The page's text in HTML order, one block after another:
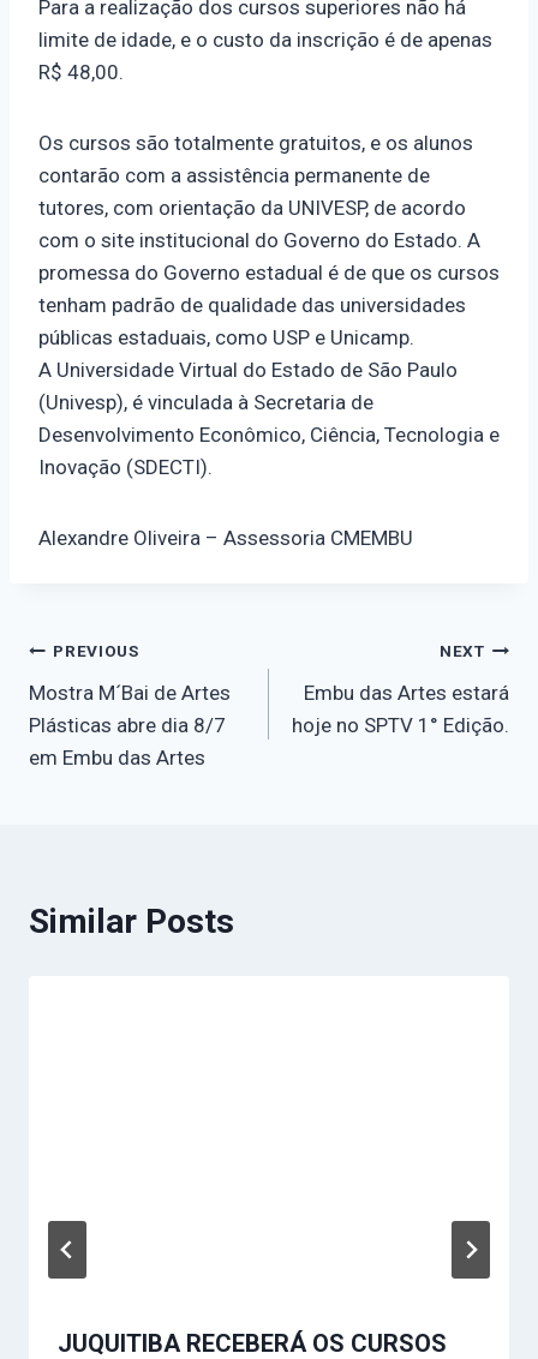
Para a realização dos cursos superiores não há
limite de idade, e o custo da inscrição é de apenas
R$ 48,00.
Os cursos são totalmente gratuitos, e os alunos
contarão com a assistência permanente de
tutores, com orientação da UNIVESP, de acordo
com o site institucional do Governo do Estado. A
promessa do Governo estadual é de que os cursos
tenham padrão de qualidade das universidades
públicas estaduais, como USP e Unicamp.
A Universidade Virtual do Estado de São Paulo
(Univesp), é vinculada à Secretaria de
Desenvolvimento Econômico, Ciência, Tecnologia e
Inovação (SDECTI).
Alexandre Oliveira – Assessoria CMEMBU
PREVIOUS
Mostra M´Bai de Artes
Plásticas abre dia 8/7
em Embu das Artes
NEXT
Embu das Artes estará
hoje no SPTV 1° Edição.
Similar Posts
JUQUITIBA RECEBERÁ OS CURSOS